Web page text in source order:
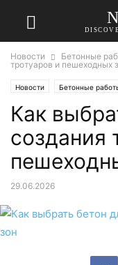
Новости Бетонные
тротуаров и пешеходных
Новости Бетонные
Как
создания
29.06.2026